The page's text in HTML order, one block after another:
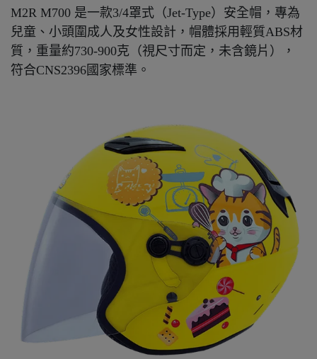
M2R M700 是一款3/4罩式（Jet-Type）安全帽，專為
兒童、小頭圍成人及女性設計，帽體採用輕質ABS材
質，重量約730-900克（視尺寸而定，未含鏡片），
符合CNS2396國家標準。